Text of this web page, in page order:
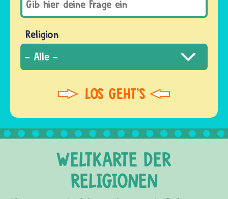
Religion